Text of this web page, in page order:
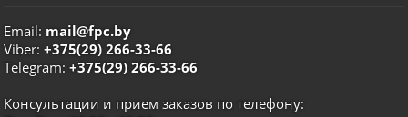
Email: mail@fpc.by
Viber:+375(29) 266-33-66
Telegram:+375(29) 266-33-66
Консультации и прием заказов по телефону: